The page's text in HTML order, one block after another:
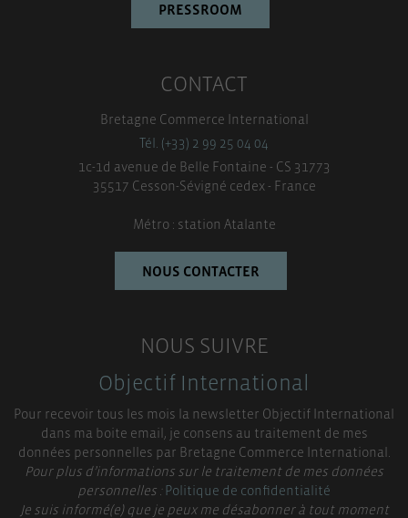
PRESSROOM
CONTACT
Bretagne Commerce International
Tél. (+33) 2 99 25 04 04
1c-1d avenue de Belle Fontaine - CS 31773
35517 Cesson-Sévigné cedex - France
Métro : station Atalante
NOUS CONTACTER
NOUS SUIVRE
Objectif International
Pour recevoir tous les mois la newsletter Objectif International
dans ma boite email, je consens au traitement de mes
données personnelles par Bretagne Commerce International.
Pour plus d’informations sur le traitement de mes données
personnelles :Politique de confidentialité
Je suis informé(e) que je peux me désabonner à tout moment